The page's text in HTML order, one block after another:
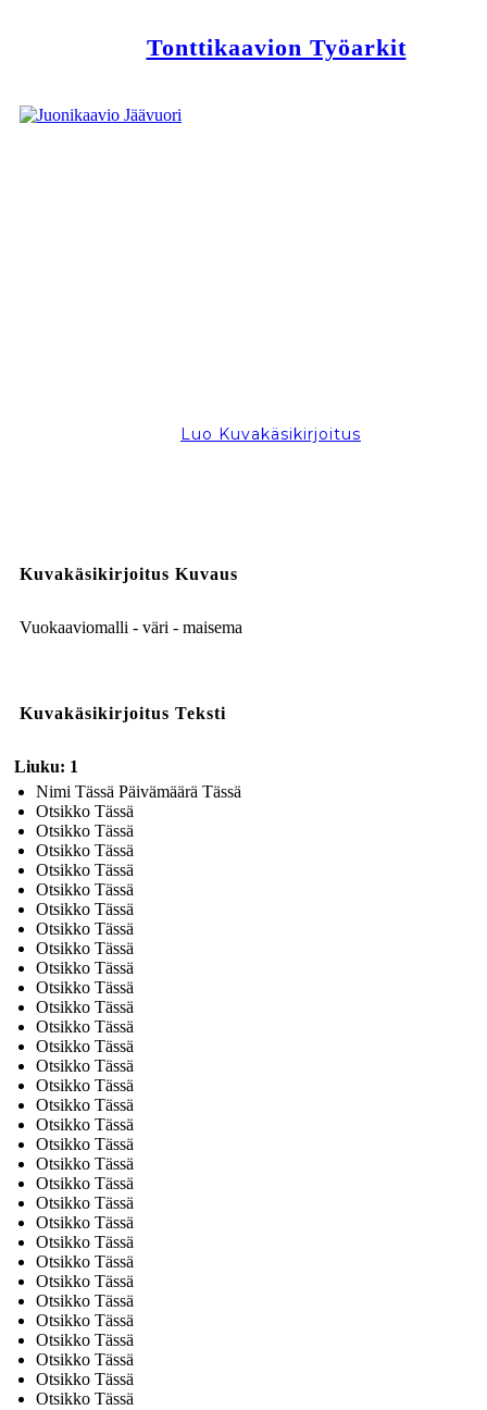
Tonttikaavion Työarkit
Luo Kuvakäsikirjoitus
Kuvakäsikirjoitus Kuvaus
Vuokaaviomalli - väri - maisema
Kuvakäsikirjoitus Teksti
Liuku: 1
Nimi Tässä Päivämäärä Tässä
Otsikko Tässä
Otsikko Tässä
Otsikko Tässä
Otsikko Tässä
Otsikko Tässä
Otsikko Tässä
Otsikko Tässä
Otsikko Tässä
Otsikko Tässä
Otsikko Tässä
Otsikko Tässä
Otsikko Tässä
Otsikko Tässä
Otsikko Tässä
Otsikko Tässä
Otsikko Tässä
Otsikko Tässä
Otsikko Tässä
Otsikko Tässä
Otsikko Tässä
Otsikko Tässä
Otsikko Tässä
Otsikko Tässä
Otsikko Tässä
Otsikko Tässä
Otsikko Tässä
Otsikko Tässä
Otsikko Tässä
Otsikko Tässä
Otsikko Tässä
Otsikko Tässä